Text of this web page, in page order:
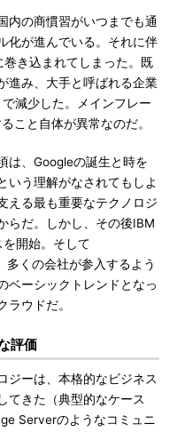
の商慣習がいつまでも通
化が進んでいる。それに伴
き込まれてしまった。既
進み、大手と呼ばれる企業
減少した。メインフレー
こと自体が異常なのだ。
は、Googleの誕生と時を
いう理解がなされてもしよ
える最も重要なテクノロジ
らだ。しかし、その後IBM
開始。そして
くの会社が参入するよう
ベーシックトレンドとなっ
ラウドだ。
評価
ーは、本格的なビジネス
てきた（典型的なケース
Serverのようなコミュニ